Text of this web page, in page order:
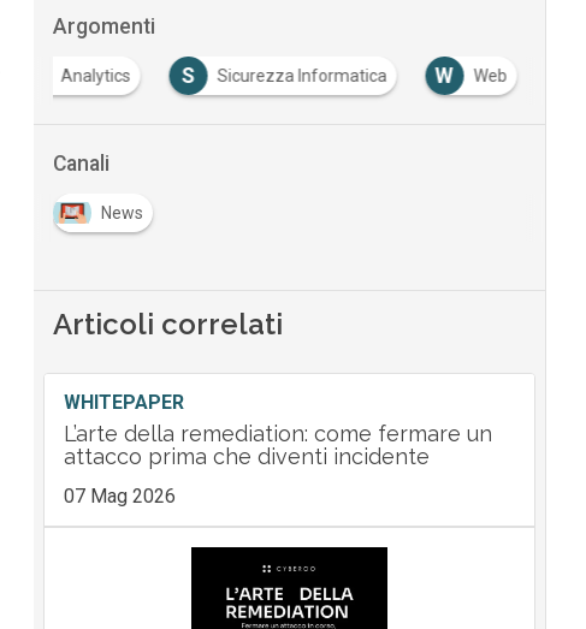
Argomenti
Analytics S Sicurezza Informatica W Web
Canali
News
Articoli correlati
WHITEPAPER
L’arte della remediation: come fermare un
attacco prima che diventi incidente
07 Mag 2026